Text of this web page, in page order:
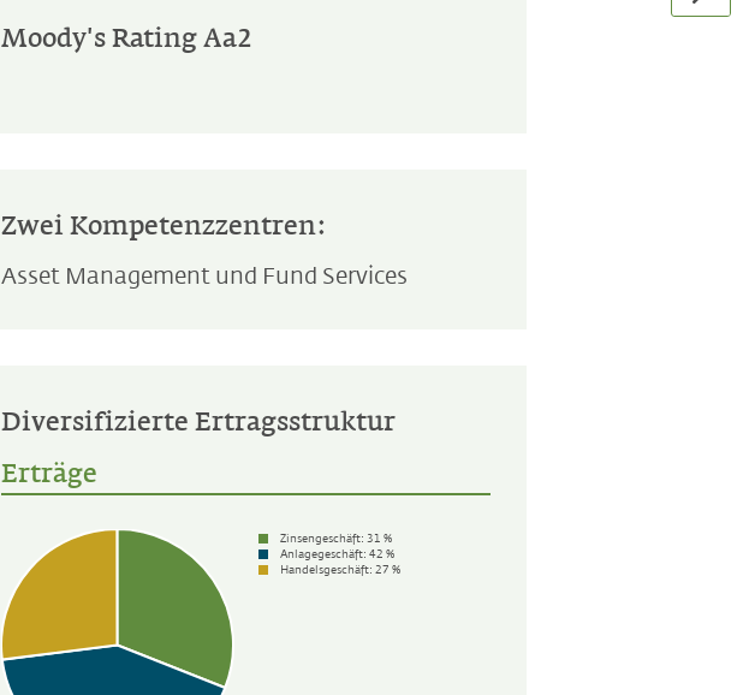
Moody's Rating Aa2
Zwei Kompetenzzentren:
Asset Management und Fund Services
Diversifizierte Ertragsstruktur
Erträge
Zinsengeschäft: 31 %
Anlagegeschäft: 42 %
Handelsgeschäft: 27 %